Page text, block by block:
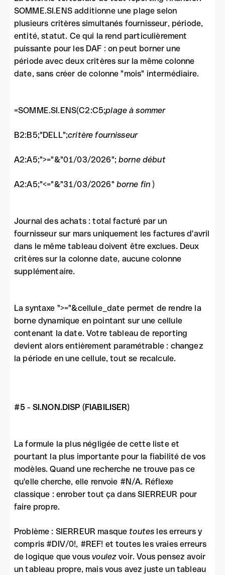
SOMME.SI.ENS additionne une plage selon
plusieurs critères simultanés fournisseur, période,
entité, statut. Ce qui la rend particulièrement
puissante pour les DAF : on peut borner une
période avec deux critères sur la même colonne
date, sans créer de colonne "mois" intermédiaire.
=SOMME.SI.ENS(C2:C5;plage à sommer
B2:B5;"DELL";critère fournisseur
A2:A5;">="&"01/03/2026"; borne début
A2:A5;"<="&"31/03/2026" borne fin )
Journal des achats : total facturé par un
fournisseur sur mars uniquement les factures d'avril
dans le même tableau doivent être exclues. Deux
critères sur la colonne date, aucune colonne
supplémentaire.
La syntaxe ">="&cellule_date permet de rendre la
borne dynamique en pointant sur une cellule
contenant la date. Votre tableau de reporting
devient alors entièrement paramétrable : changez
la période en une cellule, tout se recalcule.
#5 - SI.NON.DISP (FIABILISER)
La formule la plus négligée de cette liste et
pourtant la plus importante pour la fiabilité de vos
modèles. Quand une recherche ne trouve pas ce
qu'elle cherche, elle renvoie #N/A. Réflexe
classique : enrober tout ça dans SIERREUR pour
faire propre.
Problème : SIERREUR masque toutes les erreurs y
compris #DIV/0!, #REF! et toutes les vraies erreurs
de logique que vousvoulez voir. Vous pensez avoir
un tableau propre, mais vous avez juste un tableau